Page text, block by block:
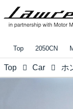
Top 2050CN
Top Car